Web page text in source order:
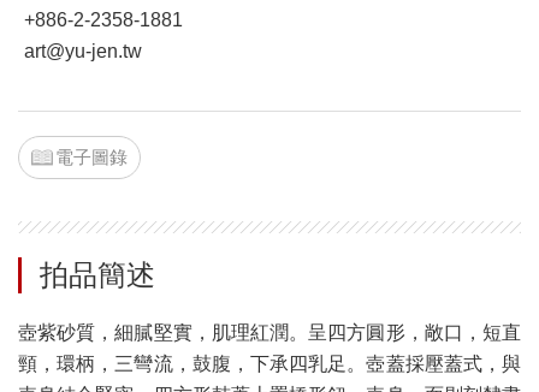
+886-2-2358-1881
art@yu-jen.tw
電子圖錄
拍品簡述
壺紫砂質，細膩堅實，肌理紅潤。呈四方圓形，敞口，短直
頸，環柄，三彎流，鼓腹，下承四乳足。壺蓋採壓蓋式，與